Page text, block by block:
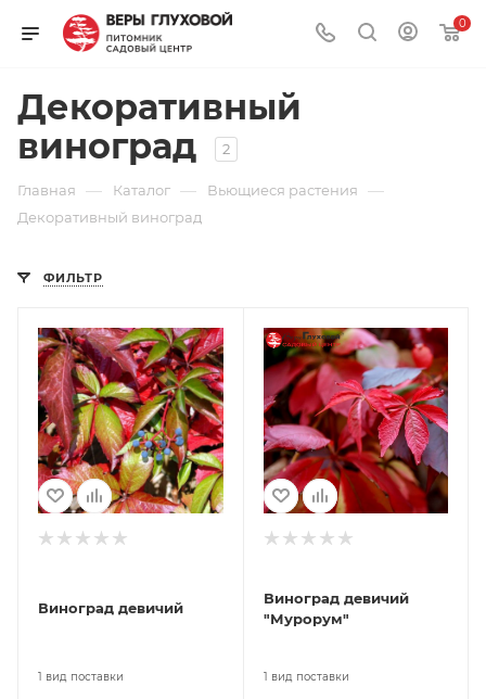
0
Декоративный
виноград
2
Главная — Каталог — Вьющиеся растения —
Декоративный виноград
ФИЛЬТР
Виноград девичий
1 вид поставки
Виноград девичий
"Мурорум"
1 вид поставки